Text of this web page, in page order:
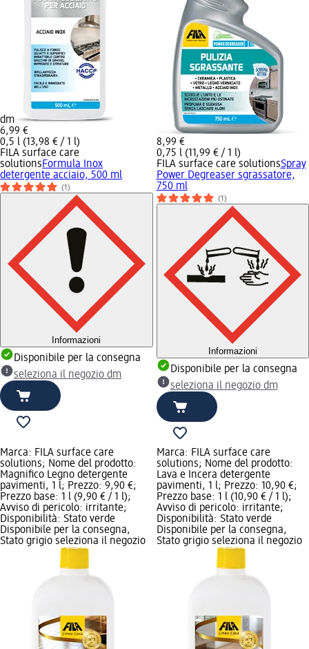
dm
6,99 €
0,5 l (13,98 € / 1 l)
FILA surface care
solutionsFormula Inox
detergente acciaio, 500 ml
(1)
Informazioni
Disponibile per la consegna
seleziona il negozio dm
8,99 €
0,75 l (11,99 € / 1 l)
FILA surface care solutionsSpray
Power Degreaser sgrassatore,
750 ml
(1)
Informazioni
Disponibile per la consegna
seleziona il negozio dm
Marca: FILA surface care
solutions; Nome del prodotto:
Magnifico Legno detergente
pavimenti, 1 l; Prezzo: 9,90 €;
Prezzo base: 1 l (9,90 € / 1 l);
Avviso di pericolo: irritante;
Disponibilità: Stato verde
Disponibile per la consegna,
Stato grigio seleziona il negozio
Marca: FILA surface care
solutions; Nome del prodotto:
Lava e Incera detergente
pavimenti, 1 l; Prezzo: 10,90 €;
Prezzo base: 1 l (10,90 € / 1 l);
Avviso di pericolo: irritante;
Disponibilità: Stato verde
Disponibile per la consegna,
Stato grigio seleziona il negozio